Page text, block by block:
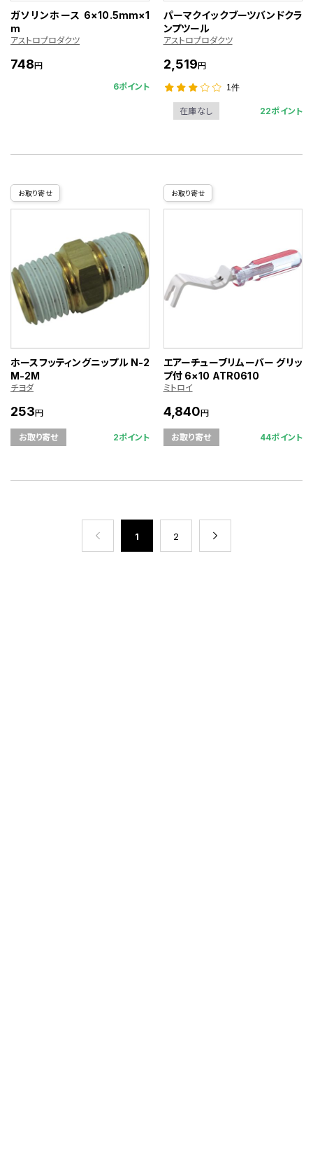
ガソリンホース 6×10.5mm×1
m
アストロプロダクツ
748円
6ポイント
パーマクイックブーツバンドクラ
ンプツール
アストロプロダクツ
2,519円
1件
在庫なし 22ポイント
お取り寄せ
ホースフッティングニップル N-2
M-2M
チヨダ
253円
お取り寄せ 2ポイント
お取り寄せ
エアーチューブリムーバー グリッ
プ付 6×10 ATR0610
ミトロイ
4,840円
お取り寄せ 44ポイント
1 2